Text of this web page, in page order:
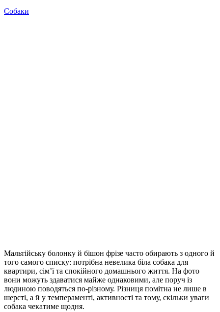
Собаки
Мальтійську болонку й бішон фрізе часто обирають з одного й
того самого списку: потрібна невелика біла собака для
квартири, сім’ї та спокійного домашнього життя. На фото
вони можуть здаватися майже однаковими, але поруч із
людиною поводяться по-різному. Різниця помітна не лише в
шерсті, а й у темпераменті, активності та тому, скільки уваги
собака чекатиме щодня.